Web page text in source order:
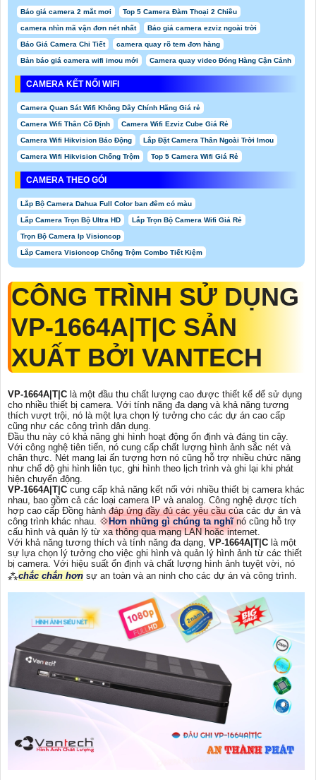
Báo giá camera 2 mắt mơi Top 5 Camera Đàm Thoại 2 Chiều
camera nhìn mã vận đơn nét nhất Báo giá camera ezviz ngoài trời
Báo Giá Camera Chi Tiết camera quay rõ tem đơn hàng
Bản báo giá camera wifi imou mới Camera quay video Đóng Hàng Cận Cảnh
CAMERA KẾT NỐI WIFI
Camera Quan Sát Wifi Không Dây Chính Hãng Giá rẻ
Camera Wifi Thân Cố Định Camera Wifi Ezviz Cube Giá Rẻ
Camera Wifi Hikvision Báo Động Lắp Đặt Camera Thân Ngoài Trời Imou
Camera Wifi Hikvision Chống Trộm Top 5 Camera Wifi Giá Rẻ
CAMERA THEO GÓI
Lắp Bộ Camera Dahua Full Color ban đêm có màu
Lắp Camera Trọn Bộ Ultra HD Lắp Trọn Bộ Camera Wifi Giá Rẻ
Trọn Bộ Camera Ip Visioncop
Lắp Camera Visioncop Chống Trộm Combo Tiết Kiệm
CÔNG TRÌNH SỬ DỤNG
VP-1664A|T|C SẢN
XUẤT BỞI VANTECH
VP-1664A|T|C là một đầu thu chất lượng cao được thiết kế để sử dụng
cho nhiều thiết bị camera. Với tính năng đa dạng và khả năng tương
thích vượt trội, nó là một lựa chọn lý tưởng cho các dự án cao cấp
cũng như các công trình dân dụng.
Đầu thu này có khả năng ghi hình hoạt động ổn định và đáng tin cậy.
Với công nghệ tiên tiến, nó cung cấp chất lượng hình ảnh sắc nét và
chân thực. Nét mang lại ấn tượng hơn nó cũng hỗ trợ nhiều chức năng
như chế độ ghi hình liên tục, ghi hình theo lịch trình và ghi lại khi phát
hiện chuyển động.
VP-1664A|T|C cung cấp khả năng kết nối với nhiều thiết bị camera khác
nhau, bao gồm cả các loại camera IP và analog. Công nghệ được tích
hợp cao cấp Đồng hành đáp ứng đầy đủ các yêu cầu của các dự án và
công trình khác nhau. 💠Hơn những gì chúng ta nghĩ nó cũng hỗ trợ
cấu hình và quản lý từ xa thông qua mạng LAN hoặc internet.
Với khả năng tương thích và tính năng đa dạng, VP-1664A|T|C là một
sự lựa chọn lý tưởng cho việc ghi hình và quản lý hình ảnh từ các thiết
bị camera. Với hiệu suất ổn định và chất lượng hình ảnh tuyệt vời, nó
⁂chắc chắn hơn sự an toàn và an ninh cho các dự án và công trình.